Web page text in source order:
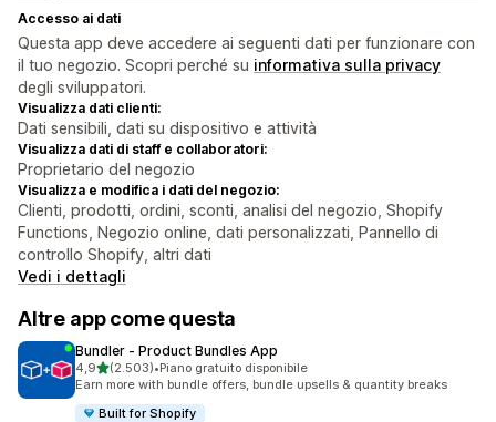
Accesso ai dati
Questa app deve accedere ai seguenti dati per funzionare con
il tuo negozio. Scopri perché su informativa sulla privacy
degli sviluppatori.
Visualizza dati clienti:
Dati sensibili, dati su dispositivo e attività
Visualizza dati di staff e collaboratori:
Proprietario del negozio
Visualizza e modifica i dati del negozio:
Clienti, prodotti, ordini, sconti, analisi del negozio, Shopify
Functions, Negozio online, dati personalizzati, Pannello di
controllo Shopify, altri dati
Vedi i dettagli
Altre app come questa
Bundler ‑ Product Bundles App
4,9stelle su 5
(2.503)
2503 recensioni totali
•Piano gratuito disponibile
Earn more with bundle offers, bundle upsells & quantity breaks
Built for Shopify